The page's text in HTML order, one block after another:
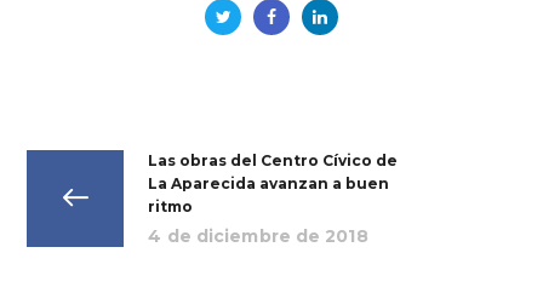
Las obras del Centro Cívico de
La Aparecida avanzan a buen
ritmo
4 de diciembre de 2018